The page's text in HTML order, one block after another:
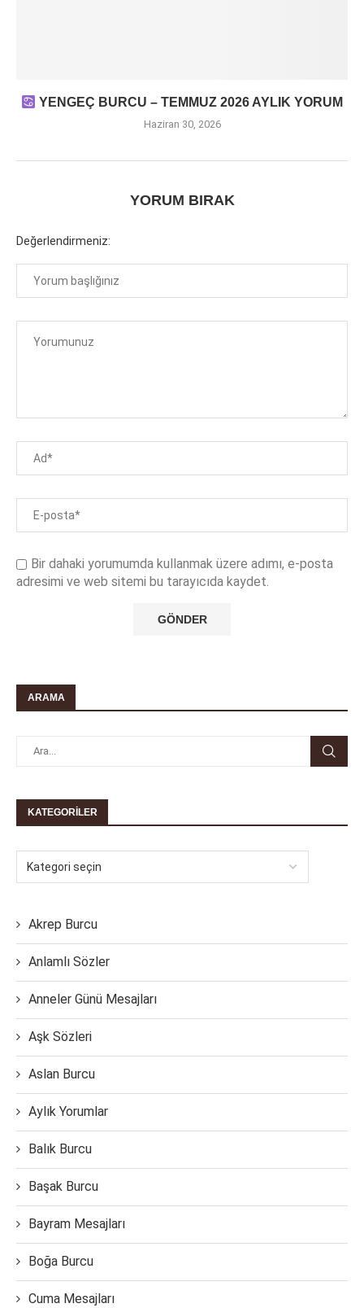
YENGEÇ BURCU – TEMMUZ 2026 AYLIK YORUM
Haziran 30, 2026
YORUM BIRAK
Değerlendirmeniz:
Bir dahaki yorumumda kullanmak üzere adımı, e-posta
adresimi ve web sitemi bu tarayıcıda kaydet.
ARAMA
KATEGORILER
Akrep Burcu
Anlamlı Sözler
Anneler Günü Mesajları
Aşk Sözleri
Aslan Burcu
Aylık Yorumlar
Balık Burcu
Başak Burcu
Bayram Mesajları
Boğa Burcu
Cuma Mesajları